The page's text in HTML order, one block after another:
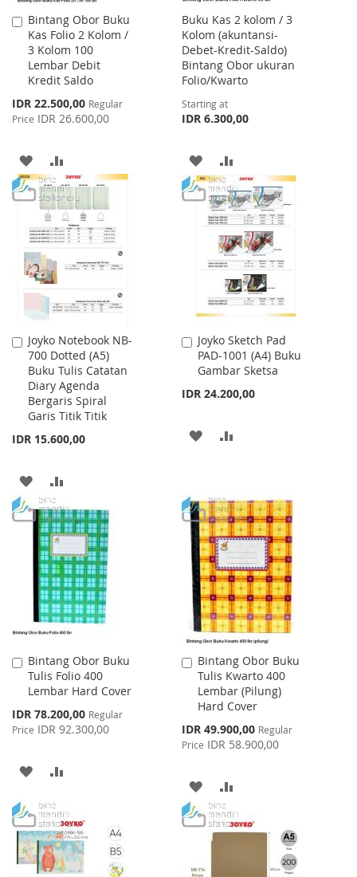
Bintang Obor Buku
Kas Folio 2 Kolom /
3 Kolom 100
Lembar Debit
Kredit Saldo
Special
Price
IDR 22.500,00 Regular
Price IDR 26.600,00
Add
to
Cart
ADD
TO
WISH
LIST
TO
COMPARE
Buku Kas 2 kolom / 3
Kolom (akuntansi-
Debet-Kredit-Saldo)
Bintang Obor ukuran
Folio/Kwarto
Starting at
IDR 6.300,00
ADD
TO
WISH
LIST
TO
COMPARE
Joyko Notebook NB-
700 Dotted (A5)
Buku Tulis Catatan
Diary Agenda
Bergaris Spiral
Garis Titik Titik
IDR 15.600,00
Add
to
Cart
ADD
TO
WISH
LIST
TO
COMPARE
Joyko Sketch Pad
PAD-1001 (A4) Buku
Gambar Sketsa
IDR 24.200,00
Add
to
Cart
ADD
LIST
Bintang Obor Buku
Tulis Folio 400
Lembar Hard Cover
Special
Price
IDR 78.200,00 Regular
Price IDR 92.300,00
Add
to
Cart
ADD
WISH
LIST
COMPARE
Bintang Obor Buku
Tulis Kwarto 400
Lembar (Pilung)
Hard Cover
Special
Price
IDR 49.900,00 Regular
Price IDR 58.900,00
Add
to
Cart
ADD
TO
WISH
LIST
TO
COMPARE